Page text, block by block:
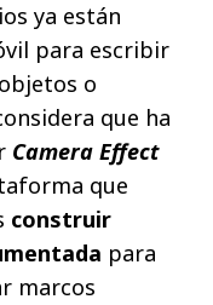
ya están
para escribir
o
que ha
Camera Effect
que
construir
para
marcos